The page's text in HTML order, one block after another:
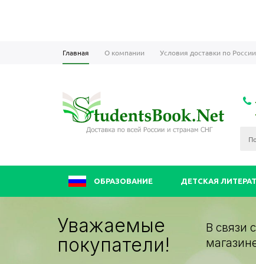
Главная О компании Условия доставки по России
ОБРАЗОВАНИЕ ДЕТСКАЯ
Уважаемые
покупатели!
В связи